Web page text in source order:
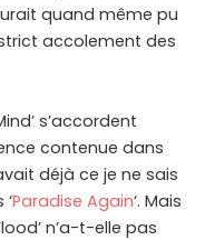
quand même pu
accolement des
s’accordent
contenue dans
déjà ce je ne sais
Paradise Again‘. Mais
n’a-t-elle pas